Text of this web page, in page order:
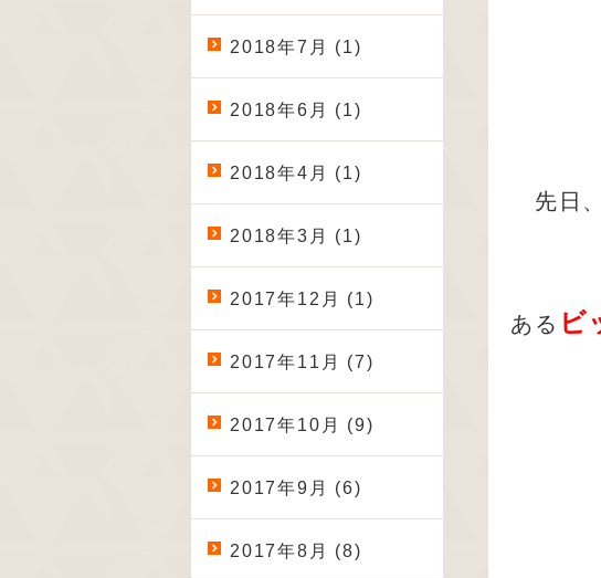
先日
ある ビ
2018年7月 (1)
2018年6月 (1)
2018年4月 (1)
2018年3月 (1)
2017年12月 (1)
2017年11月 (7)
2017年10月 (9)
2017年9月 (6)
2017年8月 (8)